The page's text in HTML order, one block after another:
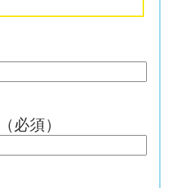
必須）